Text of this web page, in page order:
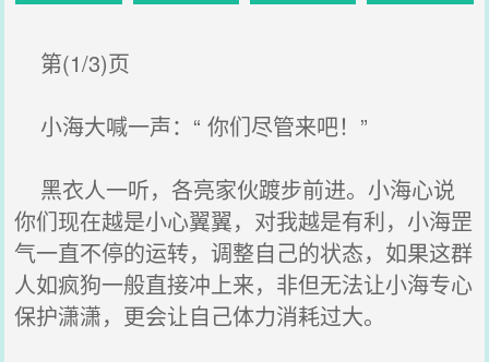
第(1/3)页
小海大喊一声：“ 你们尽管来吧！”
黑衣人一听，各亮家伙踱步前进。小海心说
你们现在越是小心翼翼，对我越是有利，小海罡
气一直不停的运转，调整自己的状态，如果这群
人如疯狗一般直接冲上来，非但无法让小海专心
保护潇潇，更会让自己体力消耗过大。